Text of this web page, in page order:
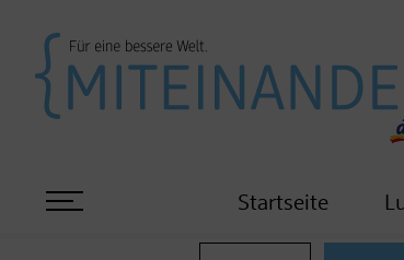
Startseite